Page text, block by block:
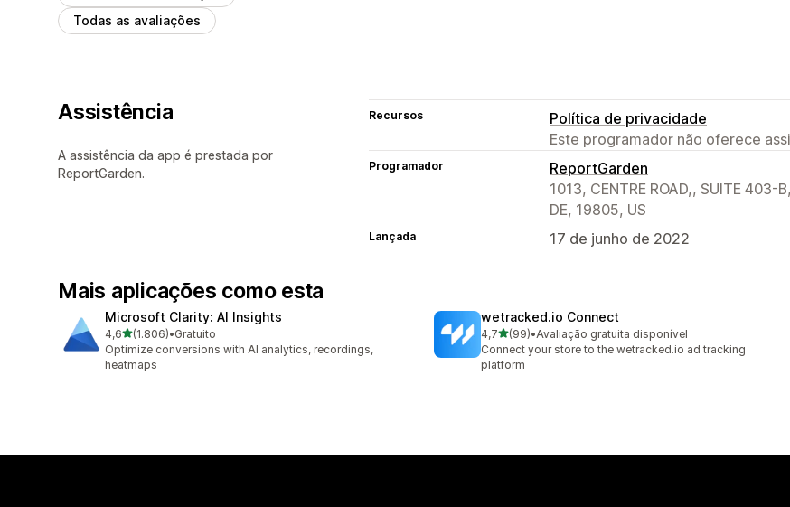
Todas as avaliações
Assistência
A assistência da app é prestada por
ReportGarden.
Recursos
Política de privacidade
Este programador não oferece
Programador
ReportGarden
1013, CENTRE ROAD,, SUITE 403-
DE, 19805, US
Lançada 17 de junho de 2022
Mais aplicações como esta
Microsoft Clarity: AI Insights
4,6de 5 estrelas
(1.806)
1806 total de avaliações
•Gratuito
Optimize conversions with AI analytics, recordings,
heatmaps
wetracked.io Connect
4,7de 5 estrelas
(99)
99 total de avaliações
•Avaliação gratuita disponível
Connect your store to the wetracked.io ad tracking
platform